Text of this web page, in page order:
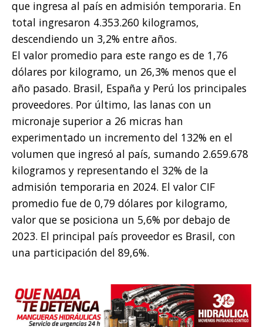
que ingresa al país en admisión temporaria. En
total ingresaron 4.353.260 kilogramos,
descendiendo un 3,2% entre años.
El valor promedio para este rango es de 1,76
dólares por kilogramo, un 26,3% menos que el
año pasado. Brasil, España y Perú los principales
proveedores. Por último, las lanas con un
micronaje superior a 26 micras han
experimentado un incremento del 132% en el
volumen que ingresó al país, sumando 2.659.678
kilogramos y representando el 32% de la
admisión temporaria en 2024. El valor CIF
promedio fue de 0,79 dólares por kilogramo,
valor que se posiciona un 5,6% por debajo de
2023. El principal país proveedor es Brasil, con
una participación del 89,6%.